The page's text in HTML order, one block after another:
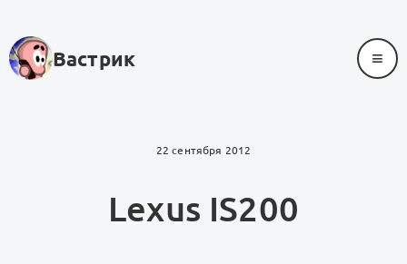
Вастрик ≡
22 сентября 2012
Lexus IS200